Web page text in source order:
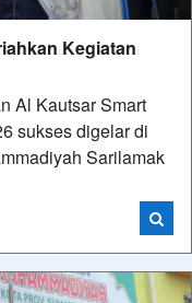
Kegiatan
Al Kautsar Smart
sukses digelar di
Sarilamak